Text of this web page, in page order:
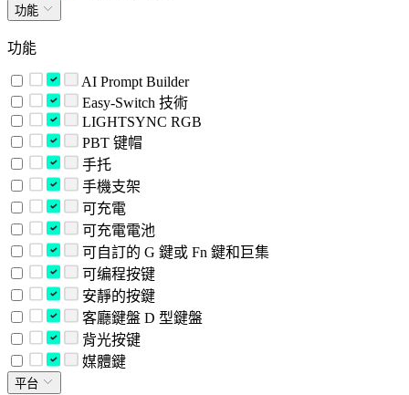
功能
功能
AI Prompt Builder
Easy-Switch 技術
LIGHTSYNC RGB
PBT 键帽
手托
手機支架
可充電
可充電電池
可自訂的 G 鍵或 Fn 鍵和巨集
可编程按键
安靜的按鍵
客廳鍵盤 D 型鍵盤
背光按键
媒體鍵
平台